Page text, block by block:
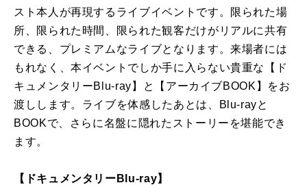
スト本人が再現するライブイベントです。限られた場
所、限られた時間、限られた観客だけがリアルに共有
できる、プレミアムなライブとなります。来場者には
もれなく、本イベントでしか手に入らない貴重な【ド
キュメンタリーBlu-ray】と【アーカイブBOOK】をお
渡しします。ライブを体感したあとは、Blu-rayと
BOOKで、さらに名盤に隠れたストーリーを堪能でき
ます。
【ドキュメンタリーBlu-ray】